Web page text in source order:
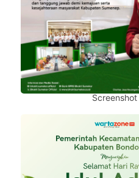
Screenshot